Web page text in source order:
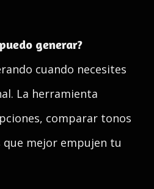
generar?
cuando necesites
La herramienta
comparar tonos
que mejor empujen tu